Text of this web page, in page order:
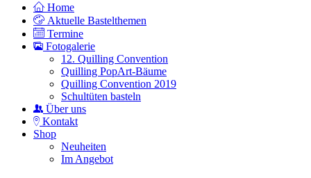
Home
Aktuelle Bastelthemen
Termine
Fotogalerie
12. Quilling Convention
Quilling PopArt-Bäume
Quilling Convention 2019
Schultüten basteln
Über uns
Kontakt
Shop
Neuheiten
Im Angebot